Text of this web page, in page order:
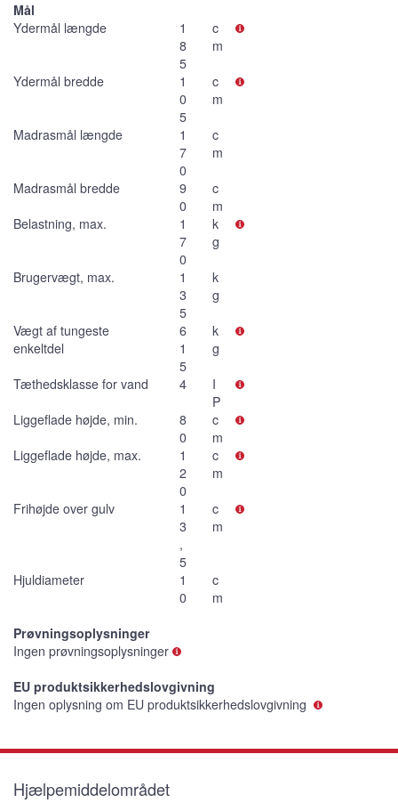
Mål
Ydermål længde
1
8
5
c
m
Ydermål bredde
1
0
5
c
m
Madrasmål længde
1
7
0
c
m
Madrasmål bredde
9
0
c
m
Belastning, max.
1
7
0
k
g
Brugervægt, max.
1
3
5
k
g
Vægt af tungeste
enkeltdel
6
1
5
k
g
Tæthedsklasse for vand
4
I
P
Liggeflade højde, min.
8
0
c
m
Liggeflade højde, max.
1
2
0
c
m
Frihøjde over gulv
1
3
,
5
c
m
Hjuldiameter
1
0
c
m
Prøvningsoplysninger
Ingen prøvningsoplysninger
EU produktsikkerhedslovgivning
Ingen oplysning om EU produktsikkerhedslovgivning
Hjælpemiddelområdet